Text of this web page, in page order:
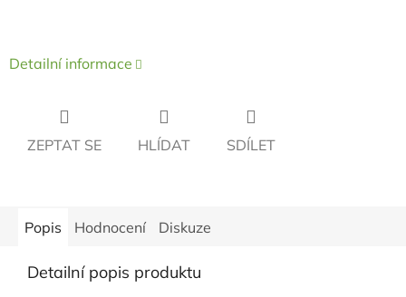
Detailní informace
ZEPTAT SE HLÍDAT SDÍLET
Popis Hodnocení Diskuze
Detailní popis produktu